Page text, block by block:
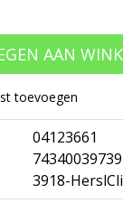
AAN
toevoegen
04123661
3918-